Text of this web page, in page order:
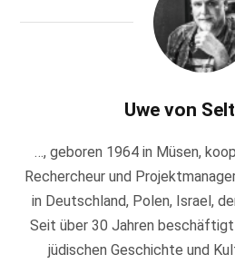
Uwe von
…, geboren 1964 in Müsen,
Rechercheur und
in Deutschland, Polen, Israel,
Seit über 30 Jahren
jüdischen Geschichte und